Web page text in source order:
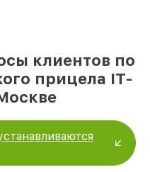
клиентов по
прицела IT-